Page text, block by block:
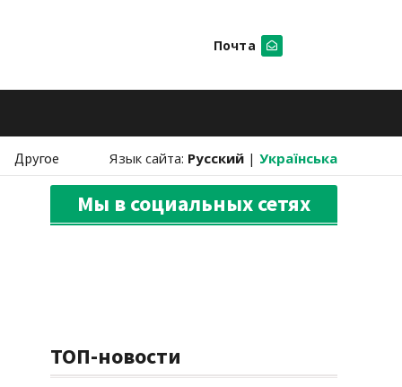
Почта
Другое Язык сайта: Русский | Українська
Мы в социальных сетях
ТОП-новости